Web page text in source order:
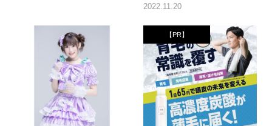
2022.11.20
【PR】